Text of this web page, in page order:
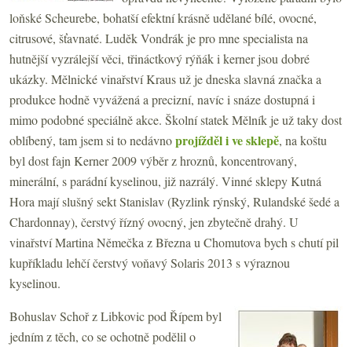
loňské Scheurebe, bohatší efektní krásně udělané bílé, ovocné,
citrusové, šťavnaté. Luděk Vondrák je pro mne specialista na
hutnější vyzrálejší věci, třináctkový rýňák i kerner jsou dobré
ukázky. Mělnické vinařství Kraus už je dneska slavná značka a
produkce hodně vyvážená a precizní, navíc i snáze dostupná i
mimo podobné speciálně akce. Školní statek Mělník je už taky dost
oblíbený, tam jsem si to nedávnoprojížděl i ve sklepě, na koštu
byl dost fajn Kerner 2009 výběr z hroznů, koncentrovaný,
minerální, s parádní kyselinou, již nazrálý. Vinné sklepy Kutná
Hora mají slušný sekt Stanislav (Ryzlink rýnský, Rulandské šedé a
Chardonnay), čerstvý řízný ovocný, jen zbytečně drahý. U
vinařství Martina Němečka z Března u Chomutova bych s chutí pil
kupříkladu lehčí čerstvý voňavý Solaris 2013 s výraznou
kyselinou.
Bohuslav Schoř z Libkovic pod Řípem byl
jedním z těch, co se ochotně podělil o